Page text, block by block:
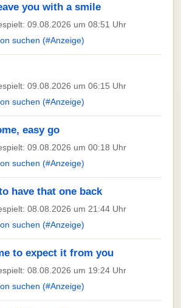
you with a smile
09.08.2026 um 08:51 Uhr
suchen (#Anzeige)
09.08.2026 um 06:15 Uhr
suchen (#Anzeige)
easy go
09.08.2026 um 00:18 Uhr
suchen (#Anzeige)
have that one back
08.08.2026 um 21:44 Uhr
suchen (#Anzeige)
to expect it from you
08.08.2026 um 19:24 Uhr
suchen (#Anzeige)